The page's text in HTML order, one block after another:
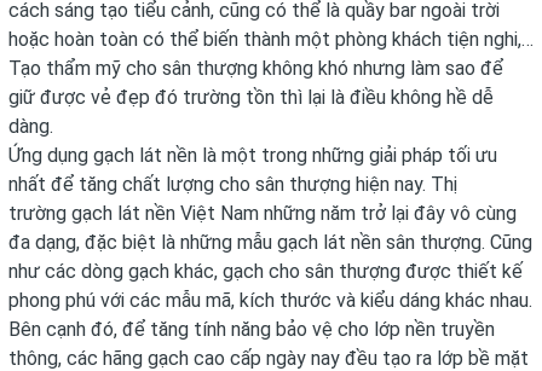
cách sáng tạo tiểu cảnh, cũng có thể là quầy bar ngoài trời
hoặc hoàn toàn có thể biến thành một phòng khách tiện nghi,…
Tạo thẩm mỹ cho sân thượng không khó nhưng làm sao để
giữ được vẻ đẹp đó trường tồn thì lại là điều không hề dễ
dàng.
Ứng dụng gạch lát nền là một trong những giải pháp tối ưu
nhất để tăng chất lượng cho sân thượng hiện nay. Thị
trường gạch lát nền Việt Nam những năm trở lại đây vô cùng
đa dạng, đặc biệt là những mẫu gạch lát nền sân thượng. Cũng
như các dòng gạch khác, gạch cho sân thượng được thiết kế
phong phú với các mẫu mã, kích thước và kiểu dáng khác nhau.
Bên cạnh đó, để tăng tính năng bảo vệ cho lớp nền truyền
thông, các hãng gạch cao cấp ngày nay đều tạo ra lớp bề mặt